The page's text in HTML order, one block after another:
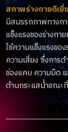
สภาพร่างกายดีเยี่
มีสมรรถภาพทางก
แข็งแรงของร่างก
ใช้ความแข็งแรงข
ความเสี่ยง ซึ่งการ
ช่องแคบ ความมืด แ
ต้านกระแสน้ำขณ